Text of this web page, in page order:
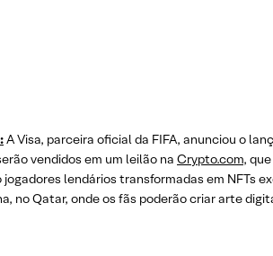
A Visa, parceira oficial da FIFA, anunciou o
vendidos em um leilão na Crypto.com,
lendários transformadas em NFTs
no Qatar, onde os fãs poderão criar arte